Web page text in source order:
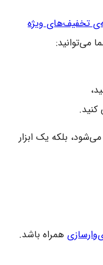
تخفیف‌های ویژه
می‌توانید:
بلکه یک ابزار
همراه باشد.